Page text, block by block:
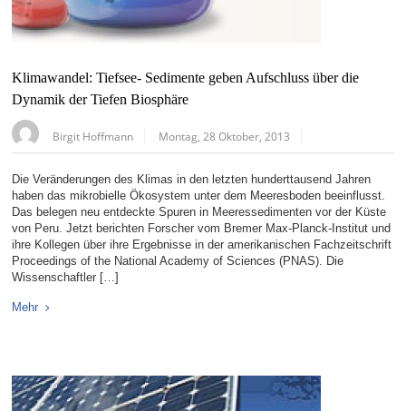
Klimawandel: Tiefsee- Sedimente geben Aufschluss über die
Dynamik der Tiefen Biosphäre
Birgit Hoffmann Montag, 28 Oktober, 2013
Die Veränderungen des Klimas in den letzten hunderttausend Jahren
haben das mikrobielle Ökosystem unter dem Meeresboden beeinflusst.
Das belegen neu entdeckte Spuren in Meeressedimenten vor der Küste
von Peru. Jetzt berichten Forscher vom Bremer Max-Planck-Institut und
ihre Kollegen über ihre Ergebnisse in der amerikanischen Fachzeitschrift
Proceedings of the National Academy of Sciences (PNAS). Die
Wissenschaftler […]
Mehr